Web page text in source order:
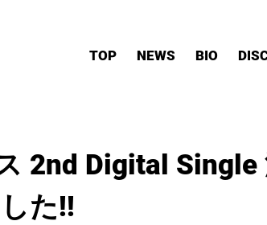
TOP NEWS BIO
2nd Digital
た!!